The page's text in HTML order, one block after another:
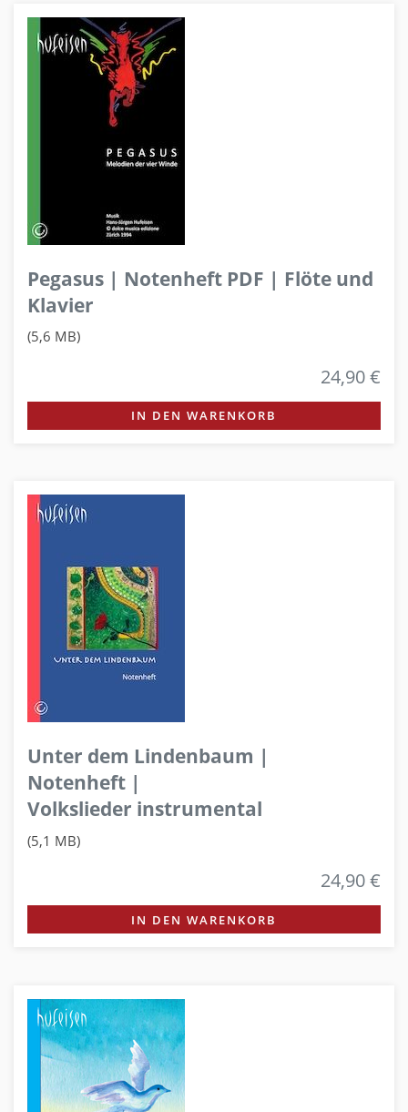
Pegasus | Notenheft PDF | Flöte und
Klavier
(5,6 MB)
24,90 €
IN DEN WARENKORB
Unter dem Lindenbaum |
Notenheft |
Volkslieder instrumental
(5,1 MB)
24,90 €
IN DEN WARENKORB